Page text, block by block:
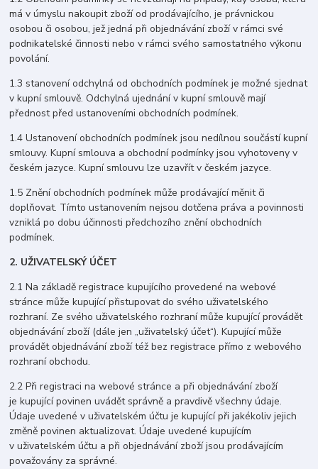
má v úmyslu nakoupit zboží od prodávajícího, je právnickou
osobou či osobou, jež jedná při objednávání zboží v rámci své
podnikatelské činnosti nebo v rámci svého samostatného výkonu
povolání.
1.3 stanovení odchylná od obchodních podmínek je možné sjednat
v kupní smlouvě. Odchylná ujednání v kupní smlouvě mají
přednost před ustanoveními obchodních podmínek.
1.4 Ustanovení obchodních podmínek jsou nedílnou součástí kupní
smlouvy. Kupní smlouva a obchodní podmínky jsou vyhotoveny v
českém jazyce. Kupní smlouvu lze uzavřít v českém jazyce.
1.5 Znění obchodních podmínek může prodávající měnit či
doplňovat. Tímto ustanovením nejsou dotčena práva a povinnosti
vzniklá po dobu účinnosti předchozího znění obchodních
podmínek.
2. UŽIVATELSKÝ ÚČET
2.1 Na základě registrace kupujícího provedené na webové
stránce může kupující přistupovat do svého uživatelského
rozhraní. Ze svého uživatelského rozhraní může kupující provádět
objednávání zboží (dále jen „uživatelský účet“). Kupující může
provádět objednávání zboží též bez registrace přímo z webového
rozhraní obchodu.
2.2 Při registraci na webové stránce a při objednávání zboží
je kupující povinen uvádět správně a pravdivě všechny údaje.
Údaje uvedené v uživatelském účtu je kupující při jakékoliv jejich
změně povinen aktualizovat. Údaje uvedené kupujícím
v uživatelském účtu a při objednávání zboží jsou prodávajícím
považovány za správné.